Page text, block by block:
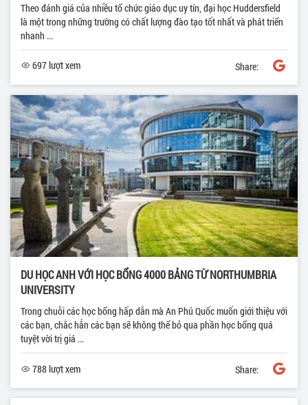
Theo đánh giá của nhiều tổ chức giáo dục uy tín, đại học Huddersfield
là một trong những trường có chất lượng đào tạo tốt nhất và phát triển
nhanh ...
697 lượt xem Share:
DU HỌC ANH VỚI HỌC BỔNG 4000 BẢNG TỪ NORTHUMBRIA
UNIVERSITY
Trong chuỗi các học bổng hấp dẫn mà An Phú Quốc muốn giới thiệu với
các bạn, chắc hẳn các bạn sẽ không thể bỏ qua phần học bổng quá
tuyệt vời trị giá ...
788 lượt xem Share: